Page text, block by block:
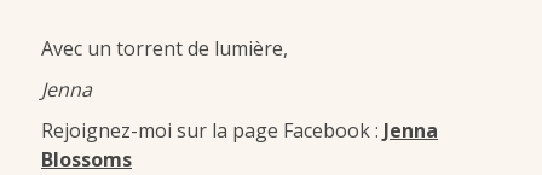
Avec un torrent de lumière,
Jenna
Rejoignez-moi sur la page Facebook : Jenna
Blossoms